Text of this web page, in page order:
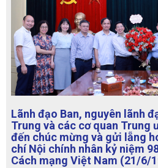
Lãnh đạo Ban, nguyên lãnh
Trung và các cơ quan Trung
đến chúc mừng và gửi lẵng
chí Nội chính nhân kỷ niệm
Cách mạng Việt Nam (21/6/